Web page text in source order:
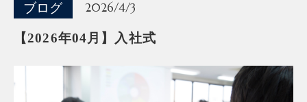
ブログ 2026/4/3
【2026年04月】入社式